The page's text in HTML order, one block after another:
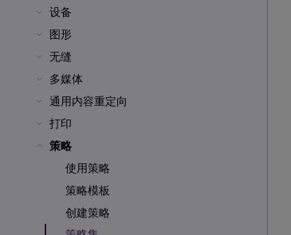
设备
图形
无缝
多媒体
通用内容重定向
打印
策略
使用策略
策略模板
创建策略